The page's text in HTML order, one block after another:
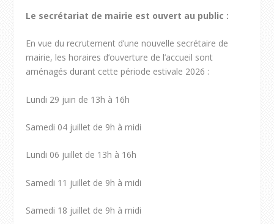
Le secrétariat de mairie est ouvert au public :
En vue du recrutement d’une nouvelle secrétaire de
mairie, les horaires d’ouverture de l’accueil sont
aménagés durant cette période estivale 2026 :
Lundi 29 juin de 13h à 16h
Samedi 04 juillet de 9h à midi
Lundi 06 juillet de 13h à 16h
Samedi 11 juillet de 9h à midi
Samedi 18 juillet de 9h à midi